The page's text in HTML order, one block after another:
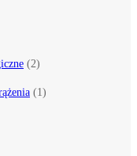
(2)
(1)